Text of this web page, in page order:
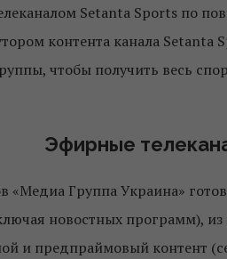
Setanta Sports по
контента канала Setanta
чтобы получить весь
Эфирные
«Медиа Группа Украина»
новостных программ),
и предпраймовый контент